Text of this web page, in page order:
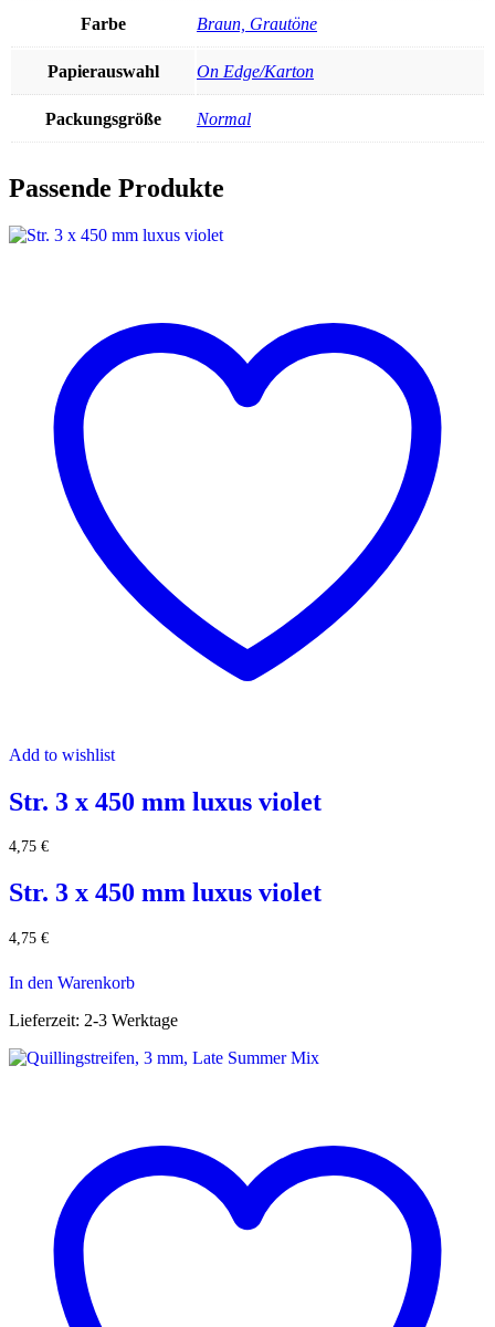
Farbe Braun, Grautöne
Papierauswahl On Edge/Karton
Packungsgröße Normal
Passende Produkte
Add to wishlist
Str. 3 x 450 mm luxus violet
4,75 €
Str. 3 x 450 mm luxus violet
4,75 €
In den Warenkorb
Lieferzeit: 2-3 Werktage